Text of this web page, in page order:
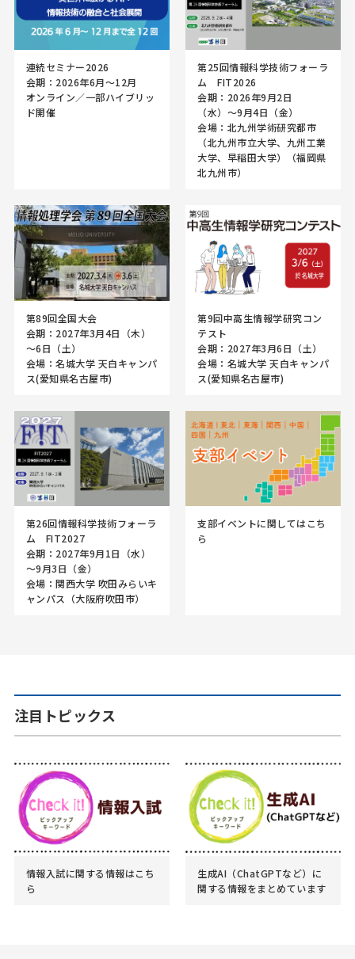
連続セミナー2026
会期：2026年6月～12月
オンライン／一部ハイブリッ
ド開催
第25回情報科学技術フォーラ
ム FIT2026
会期：2026年9月2日
（水）〜9月4日（金）
会場：北九州学術研究都市
（北九州市立大学、九州工業
大学、早稲田大学）（福岡県
北九州市）
第89回全国大会
会期：2027年3月4日（木）
～6日（土）
会場：名城大学 天白キャンパ
ス(愛知県名古屋市)
第9回中高生情報学研究コン
テスト
会期：2027年3月6日（土）
会場：名城大学 天白キャンパ
ス(愛知県名古屋市)
第26回情報科学技術フォーラ
ム FIT2027
会期：2027年9月1日（水）
～9月3日（金）
会場：関西大学 吹田みらいキ
ャンパス（大阪府吹田市）
支部イベントに関してはこち
ら
注目トピックス
情報入試に関する情報はこち
ら
生成AI（ChatGPTなど）に
関する情報をまとめています